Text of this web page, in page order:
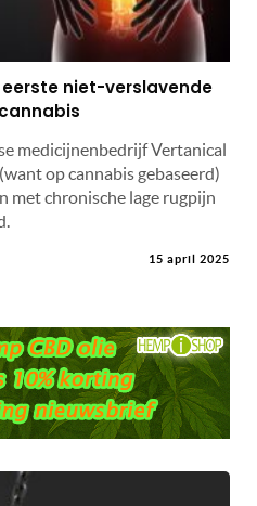
niet-verslavende
medicijnenbedrijf Vertanical
op cannabis gebaseerd)
met chronische lage rugpijn
15 april 2025